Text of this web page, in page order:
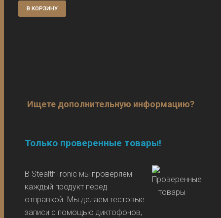
В КОРЗИНУ
Ищете дополнительную информацию?
Только проверенные товары!
В StealthTronic мы проверяем
каждый продукт перед
отправкой. Мы делаем тестовые
записи с помощью диктофонов,